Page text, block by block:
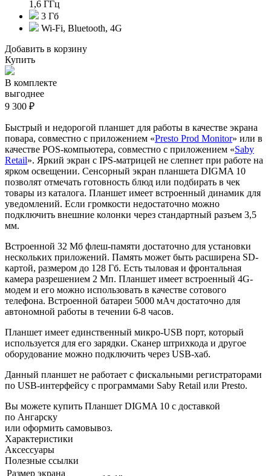
1,6 ГГц
3 Гб
Wi-Fi, Bluetooth, 4G
Добавить в корзину
Купить
В комплекте
выгоднее
9 300 ₽
Быстрый и недорогой планшет для работы в качестве экрана
повара, совместно с приложением «Presto Prod Monitor» или в
качестве POS-компьютера, совместно с приложением «Saby
Retail». Яркий экран с IPS-матрицей не слепнет при работе на
ярком освещении. Сенсорный экран планшета DIGMA 10
позволят отмечать готовность блюд или подбирать в чек
товары из каталога. Планшет имеет встроенный динамик для
уведомлений. Если громкости недостаточно можно
подключить внешние колонки через стандартный разъем 3,5
мм.
Встроенной 32 Мб флеш-памяти достаточно для установки
нескольких приложений. Память может быть расширена SD-
картой, размером до 128 Гб. Есть тыловая и фронтальная
камера разрешением 2 Мп. Планшет имеет встроенный 4G-
модем и его можно использовать в качестве сотового
телефона. Встроенной батареи 5000 мAч достаточно для
автономной работы в течении 6-8 часов.
Планшет имеет единственный микро-USB порт, который
используется для его зарядки. Сканер штрихкода и другое
оборудование можно подключить через USB-хаб.
Данный планшет не работает с фискальными регистраторами
по USB-интерфейсу с программами Saby Retail или Presto.
Вы можете купить Планшет DIGMA 10 с доставкой
по Ангарску
или оформить самовывоз.
Характеристики
Аксессуары
Полезные ссылки
Размер экрана